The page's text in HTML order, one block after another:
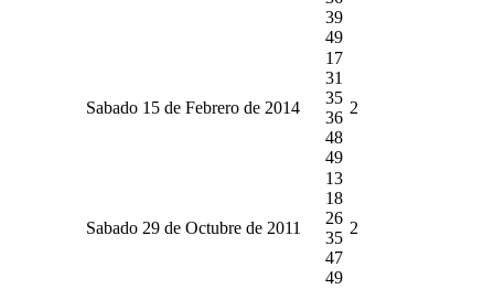
39
49
Sabado 15 de Febrero de 2014
17
31
35
36
48
49
2
Sabado 29 de Octubre de 2011
13
18
26
35
47
49
2